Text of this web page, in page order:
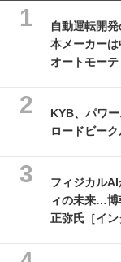
自動運転開
本メーカー
オートモーテ
KYB、パワ
ロードビー
フィジカル
ィの未来…博
正弥氏［イン